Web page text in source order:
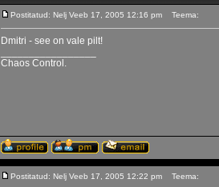
Postitatud: Nelj Veeb 17, 2005 12:16 pm Teema:
Dmitri - see on vale pilt!
Chaos Control.
Postitatud: Nelj Veeb 17, 2005 12:22 pm Teema: